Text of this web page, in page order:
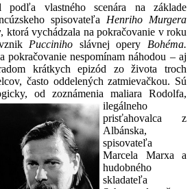
podľa vlastného scenára na základe
spisovateľa Henriho Murgera
, ktorá vychádzala na pokračovanie v roku
Pucciniho slávnej opery Bohéma.
pokračovanie nespomínam náhodou – aj
krátkych epizód zo života troch
často oddelených zatmievačkou. Sú
od zoznámenia maliara Rodolfa,
ilegálneho
prisťahovalca z
Albánska,
spisovateľa
Marcela Marxa a
hudobného
skladateľa